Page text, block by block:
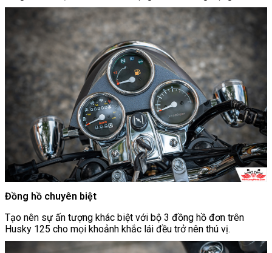
Đồng hồ chuyên biệt
Tạo nên sự ấn tượng khác biệt với bộ 3 đồng hồ đơn trên
Husky 125 cho mọi khoảnh khắc lái đều trở nên thú vị.